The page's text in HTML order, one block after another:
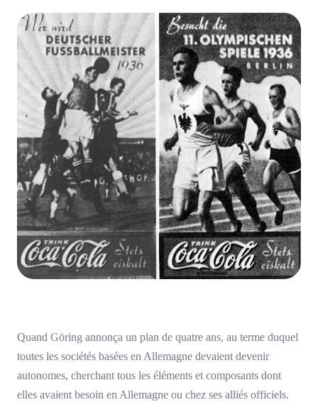
Quand Göring annonça un plan de quatre ans, au terme duquel
toutes les sociétés basées en Allemagne devaient devenir
autonomes, cherchant tous les éléments et composants dont
elles avaient besoin en Allemagne ou chez ses alliés officiels.